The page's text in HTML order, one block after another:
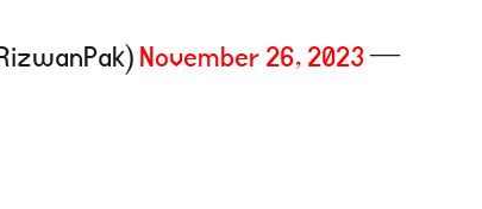
— Muhammad Rizwan (@iMRizwanPak)
November 26, 2023